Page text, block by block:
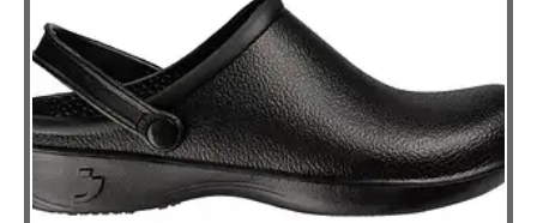
de
productpagina